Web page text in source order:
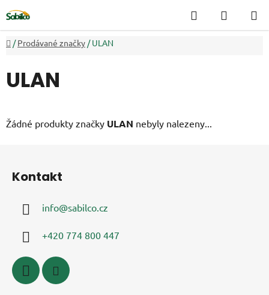
na
obsah
Hledat
KOŠÍK
Domů
/ Prodávané značky / ULAN
ULAN
Žádné produkty značky ULAN nebyly nalezeny...
Kontakt
info@sabilco.cz
+420 774 800 447